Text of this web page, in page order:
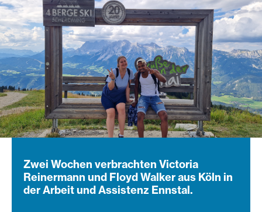
Zwei Wochen verbrachten Victoria
Reinermann und Floyd Walker aus Köln in
der Arbeit und Assistenz Ennstal.